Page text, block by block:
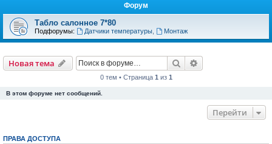
Форум
Табло салонное 7*80
Подфорумы: Датчики температуры, Монтаж
Новая тема Поиск
0 тем • Страница 1 из 1
В этом форуме нет сообщений.
Перейти
ПРАВА ДОСТУПА